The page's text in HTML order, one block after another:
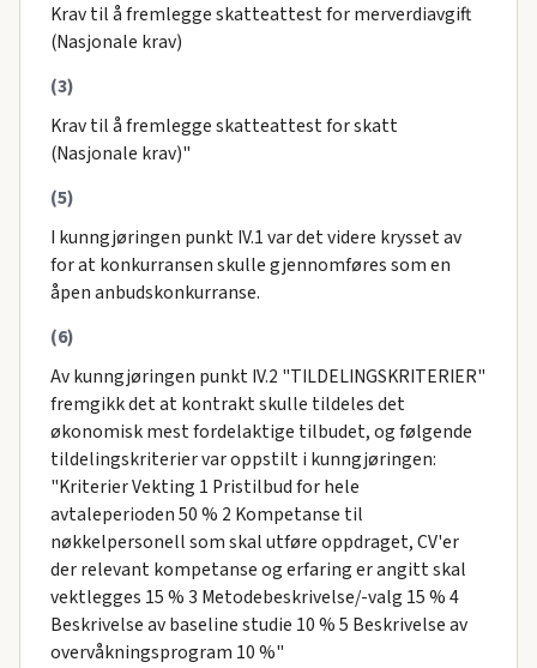
Krav til å fremlegge skatteattest for merverdiavgift
(Nasjonale krav)
(3)
Krav til å fremlegge skatteattest for skatt
(Nasjonale krav)"
(5)
I kunngjøringen punkt IV.1 var det videre krysset av
for at konkurransen skulle gjennomføres som en
åpen anbudskonkurranse.
(6)
Av kunngjøringen punkt IV.2 "TILDELINGSKRITERIER"
fremgikk det at kontrakt skulle tildeles det
økonomisk mest fordelaktige tilbudet, og følgende
tildelingskriterier var oppstilt i kunngjøringen:
"Kriterier Vekting 1 Pristilbud for hele
avtaleperioden 50 % 2 Kompetanse til
nøkkelpersonell som skal utføre oppdraget, CV'er
der relevant kompetanse og erfaring er angitt skal
vektlegges 15 % 3 Metodebeskrivelse/-valg 15 % 4
Beskrivelse av baseline studie 10 % 5 Beskrivelse av
overvåkningsprogram 10 %"